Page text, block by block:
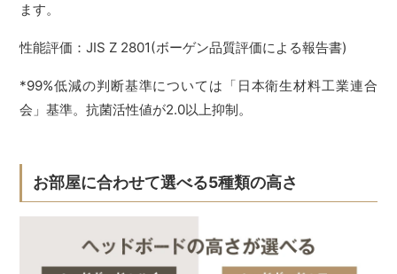
ます。
性能評価：JIS Z 2801(ボーゲン品質評価による報告書)
*99%低減の判断基準については「日本衛生材料工業連合
会」基準。抗菌活性値が2.0以上抑制。
お部屋に合わせて選べる5種類の高さ